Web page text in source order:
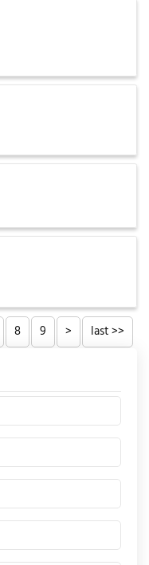
8 9 > last >>